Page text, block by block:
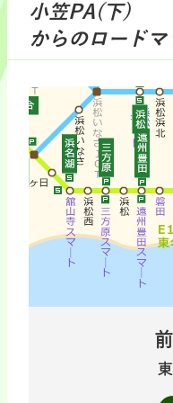
小笠PA(下)
からのロードマ